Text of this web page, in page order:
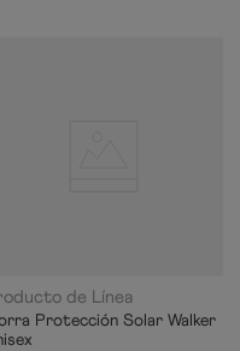
de Línea
Protección Solar Walker